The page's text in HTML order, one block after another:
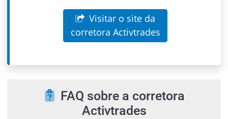
Visitar o site da
corretora Activtrades
FAQ sobre a corretora
Activtrades